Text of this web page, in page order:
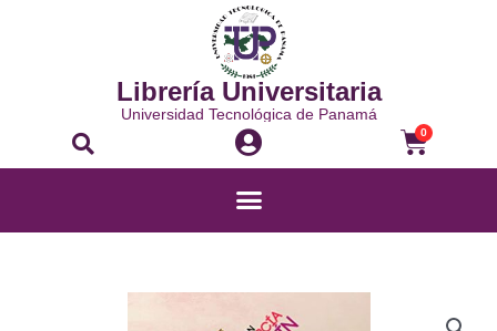
Librería Universitaria
Universidad Tecnológica de Panamá
Buscar 0
Carrito
Menú